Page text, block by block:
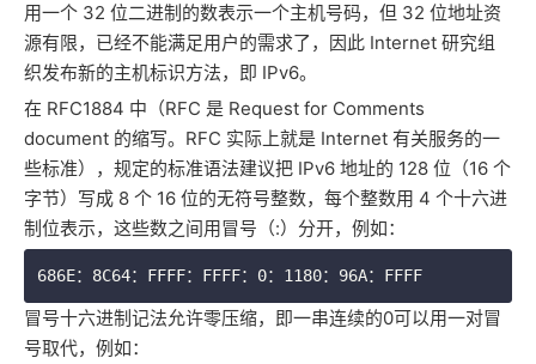
用一个 32 位二进制的数表示一个主机号码，但 32 位地址资
源有限，已经不能满足用户的需求了，因此 Internet 研究组
织发布新的主机标识方法，即 IPv6。
在 RFC1884 中（RFC 是 Request for Comments
document 的缩写。RFC 实际上就是 Internet 有关服务的一
些标准），规定的标准语法建议把 IPv6 地址的 128 位（16 个
字节）写成 8 个 16 位的无符号整数，每个整数用 4 个十六进
制位表示，这些数之间用冒号（:）分开，例如：
686E：8C64：FFFF：FFFF：0：1180：96A：FFFF
冒号十六进制记法允许零压缩，即一串连续的0可以用一对冒
号取代，例如：